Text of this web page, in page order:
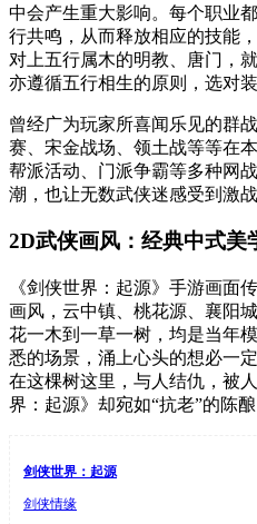
中会产生重大影响。每个职业
行共鸣，从而释放相应的技能
对上五行属木的明教、唐门，
亦遵循五行相生的原则，选对
曾经广为玩家所喜闻乐见的群
赛、宋金战场、领土战等等在
帮派活动、门派争霸等多种网
潮，也让无数武侠迷感受到激
2D武侠画风：经典中式美
《剑侠世界：起源》手游画面
画风，云中镇、桃花源、襄阳
花一木到一草一树，均是当年
悉的场景，涌上心头的想必一
在这棵树这里，与人结仇，被
界：起源》却宛如“抗老”的陈
剑侠世界：起源
剑侠情缘